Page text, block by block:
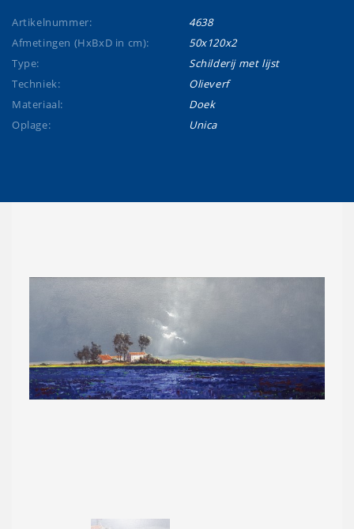
Artikelnummer:
4638
Afmetingen (HxBxD in cm):
50x120x2
Type:
Schilderij met lijst
Techniek:
Olieverf
Materiaal:
Doek
Oplage:
Unica